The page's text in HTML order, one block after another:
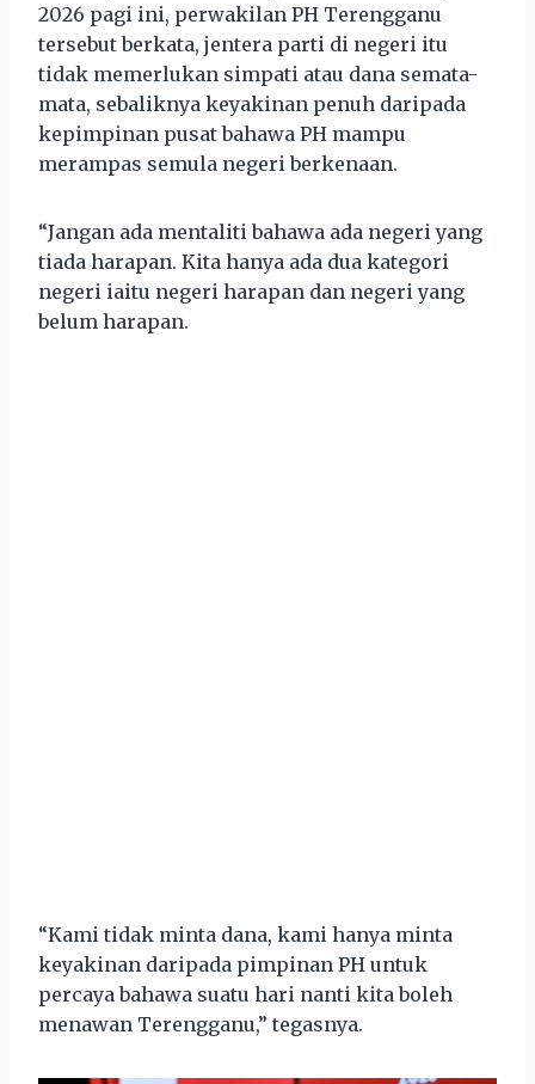
2026 pagi ini, perwakilan PH Terengganu
tersebut berkata, jentera parti di negeri itu
tidak memerlukan simpati atau dana semata-
mata, sebaliknya keyakinan penuh daripada
kepimpinan pusat bahawa PH mampu
merampas semula negeri berkenaan.
“Jangan ada mentaliti bahawa ada negeri yang
tiada harapan. Kita hanya ada dua kategori
negeri iaitu negeri harapan dan negeri yang
belum harapan.
“Kami tidak minta dana, kami hanya minta
keyakinan daripada pimpinan PH untuk
percaya bahawa suatu hari nanti kita boleh
menawan Terengganu,” tegasnya.